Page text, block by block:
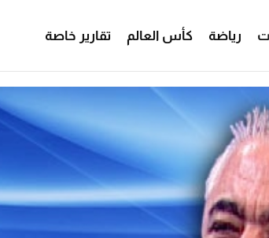
رياضة كأس العالم تقارير خاصة